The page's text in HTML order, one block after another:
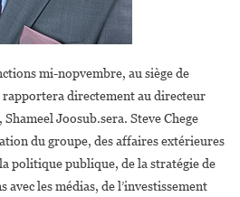
mi-nopvembre, au siège de
rapportera directement au directeur
Joosub.sera. Steve Chege
du groupe, des affaires extérieures
politique publique, de la stratégie de
les médias, de l’investissement